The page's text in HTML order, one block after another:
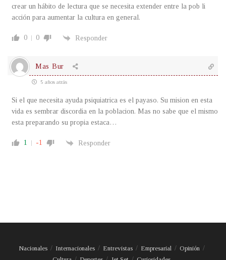
crear un hábito de lectura que se necesita extender entre la pob li
acción para aumentar la cultura en general.
0 0 Responder
Mas Bur
5 años atrás
Si el que necesita ayuda psiquiatrica es el payaso. Su mision en esta
vida es sembrar discordia en la poblacion. Mas no sabe que el mismo
esta preparando su propia estaca…
1 -1 Responder
Nacionales Internacionales Entrevistas Empresarial
Opinión